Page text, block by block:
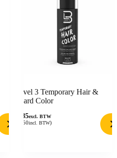
Level 3 Temporary Hair &
Beard Color
7,85excl. BTW
9,50incl. BTW)